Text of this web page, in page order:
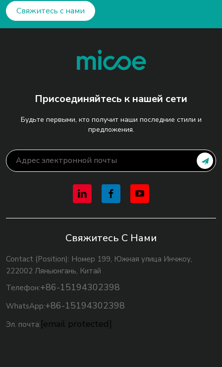
Свяжитесь с нами
Присоединяйтесь к нашей сети
Будьте первыми, кто получит наши последние стили и
предложения.
Свяжитесь С Нами
Contact (Position): Номер 199, Южная улица Инчжоу,
222002 Ляньюнгань, Китай
Телефон:+86-15194302398
WhatsApp:+86-15194302398
Эл. почта:[email protected]